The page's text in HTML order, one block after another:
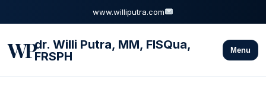
www.williputra.com
WPdr. Willi Putra, MM, FISQua,
FRSPH
Menu